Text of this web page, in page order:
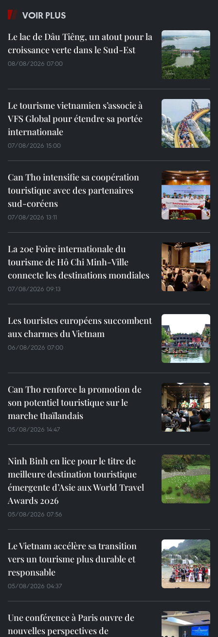
VOIR PLUS
Le lac de Dâu Tiêng, un atout pour la
croissance verte dans le Sud-Est
08/08/2026 07:00
Le tourisme vietnamien s’associe à
VFS Global pour étendre sa portée
internationale
07/08/2026 15:00
Can Tho intensifie sa coopération
touristique avec des partenaires
sud-coréens
07/08/2026 13:11
La 20e Foire internationale du
tourisme de Hô Chi Minh-Ville
connecte les destinations mondiales
07/08/2026 09:13
Les touristes européens succombent
aux charmes du Vietnam
06/08/2026 07:00
Can Tho renforce la promotion de
son potentiel touristique sur le
marche thaïlandais
05/08/2026 14:47
Ninh Binh en lice pour le titre de
meilleure destination touristique
émergente d’Asie aux World Travel
Awards 2026
05/08/2026 07:56
Le Vietnam accélère sa transition
vers un tourisme plus durable et
responsable
05/08/2026 04:37
Une conférence à Paris ouvre de
nouvelles perspectives de